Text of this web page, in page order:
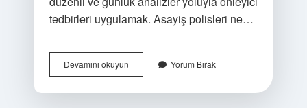
tedbirleri uygulamak. Asayiş polisleri ne…
Devamını okuyunAsayiş
Şube
Yorum Bırak